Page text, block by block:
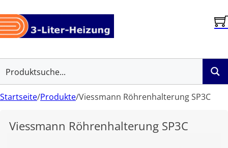
Startseite/Produkte/Viessmann Röhrenhalterung SP3C
Viessmann Röhrenhalterung SP3C